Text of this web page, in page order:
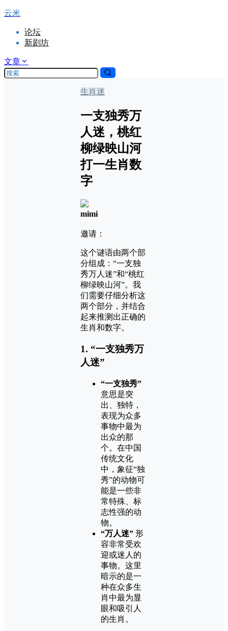
云米
论坛
新剧坊
文章
生肖迷
一支独秀万
人迷，桃红
柳绿映山河
打一生肖数
字
mimi
邀请：
这个谜语由两个部
分组成：“一支独
秀万人迷”和“桃红
柳绿映山河”。我
们需要仔细分析这
两个部分，并结合
起来推测出正确的
生肖和数字。
1. “一支独秀万
人迷”
“一支独秀”
意思是突
出、独特，
表现为众多
事物中最为
出众的那
个。在中国
传统文化
中，象征“独
秀”的动物可
能是一些非
常特殊、标
志性强的动
物。
“万人迷” 形
容非常受欢
迎或迷人的
事物。这里
暗示的是一
种在众多生
肖中最为显
眼和吸引人
的生肖。